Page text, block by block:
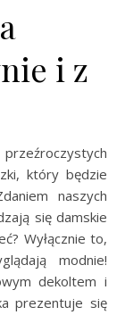
i z
który będzie
naszych
się damskie
Wyłącznie to,
modnie!
dekoltem i
prezentuje się